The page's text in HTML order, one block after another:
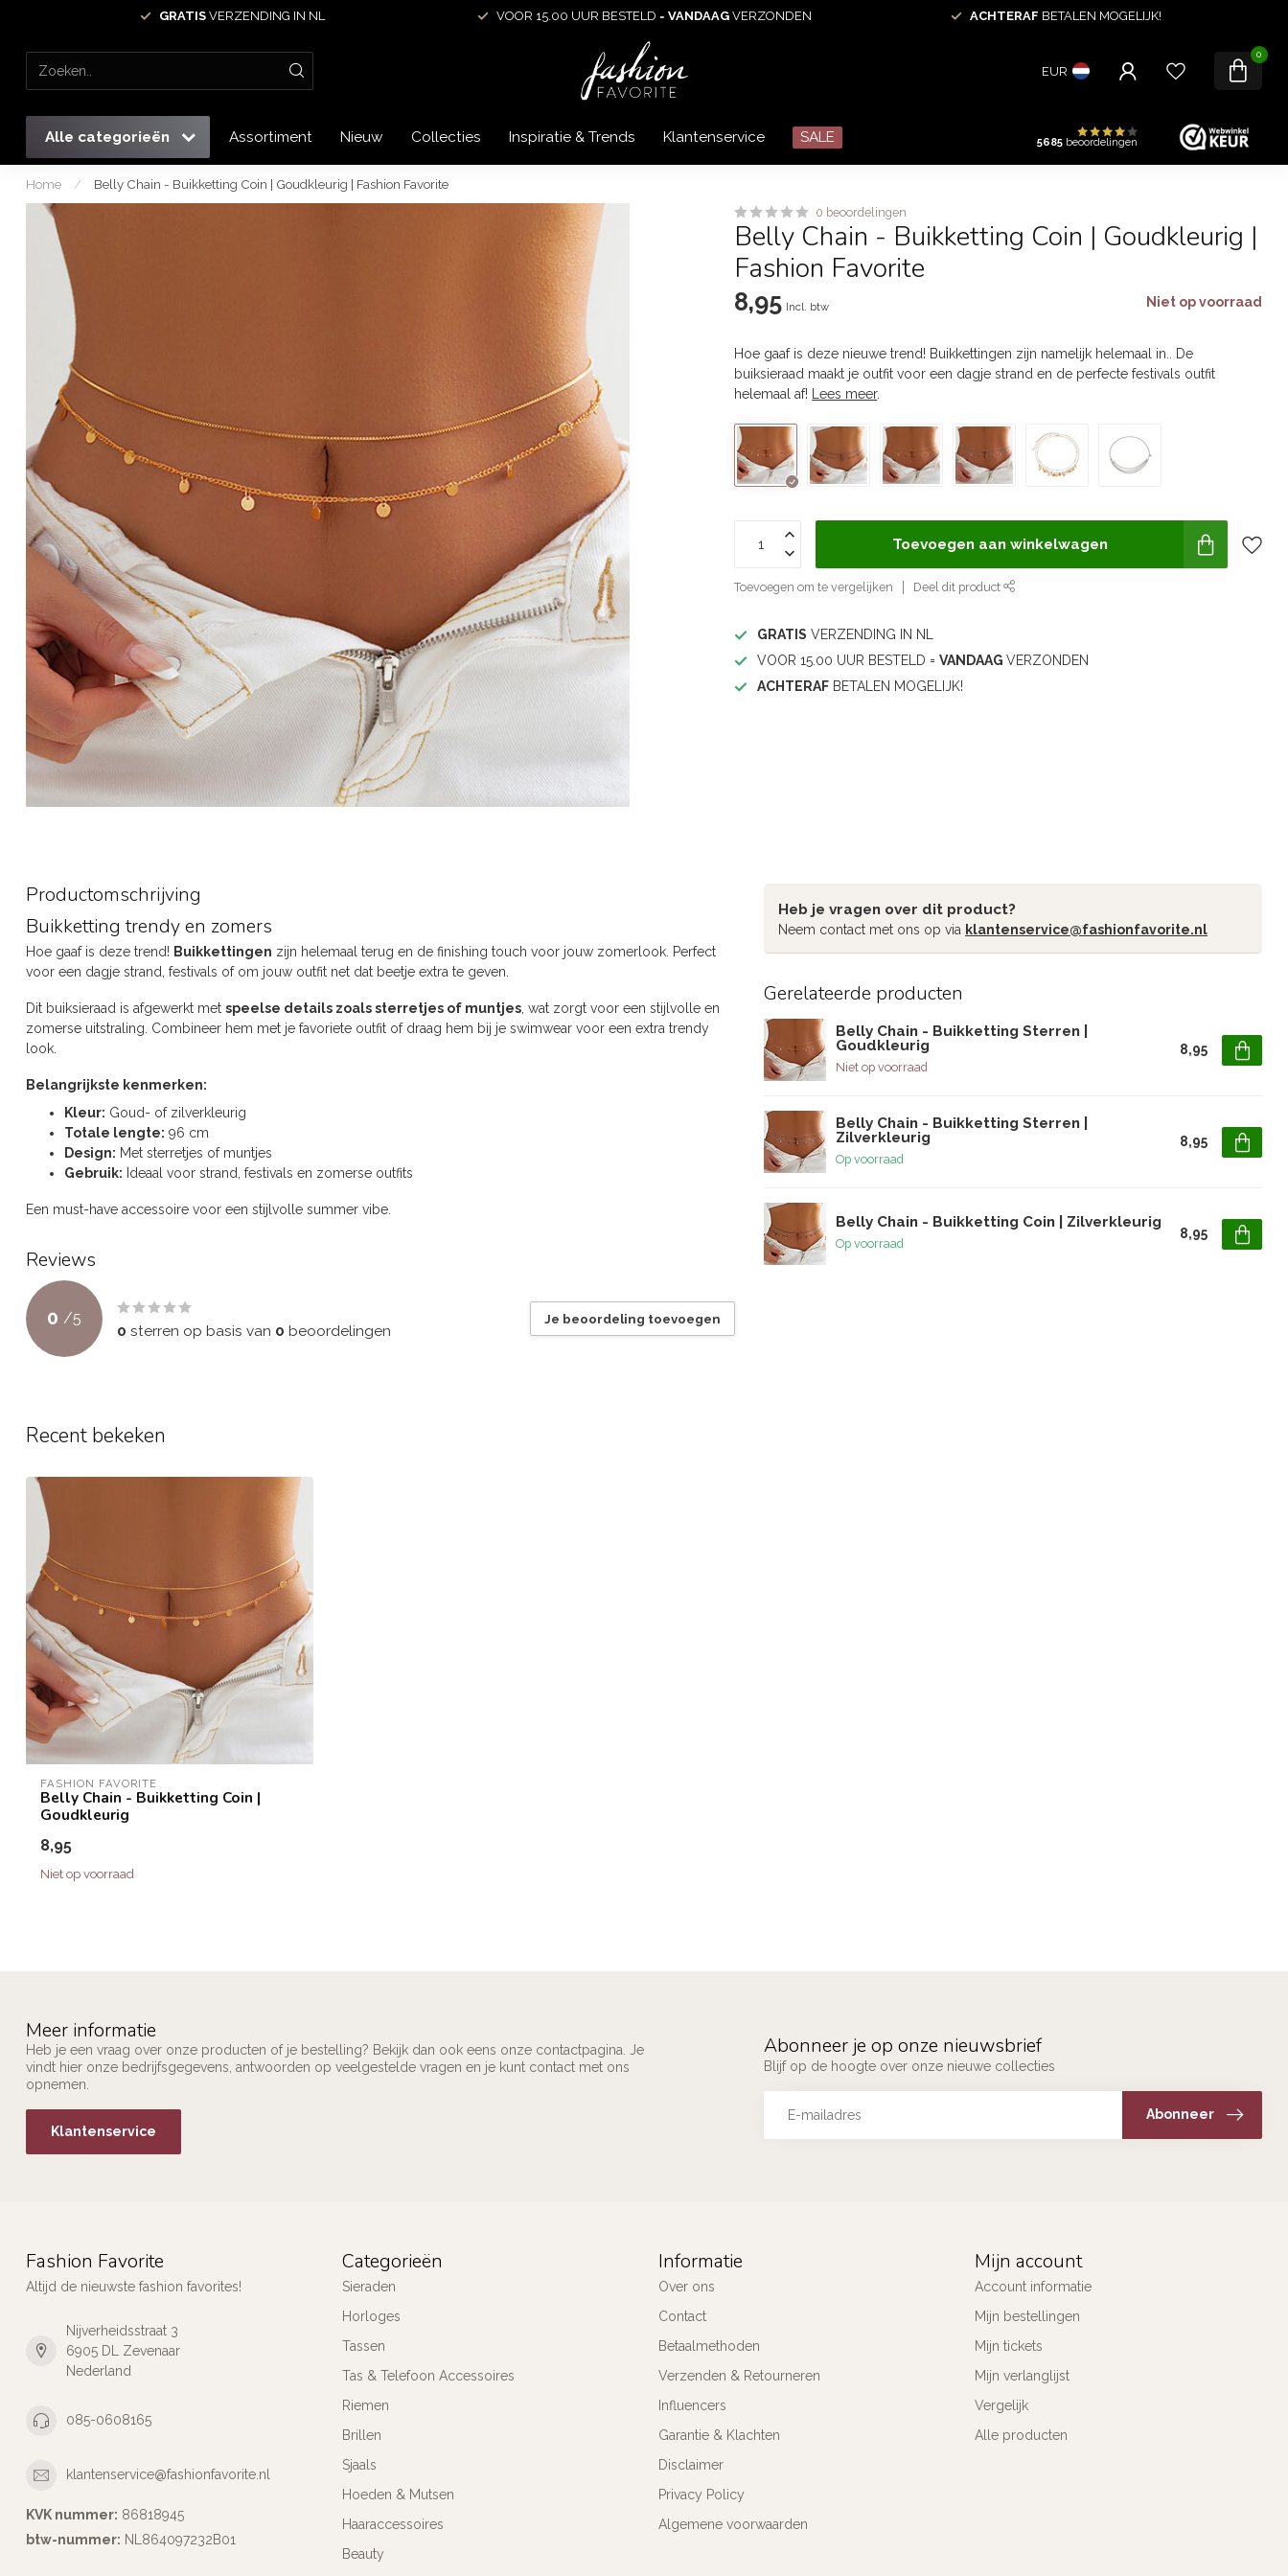
GRATISVERZENDING IN NL VOOR 15.00 UUR BESTELD = VANDAAG VERZONDEN ACHTERAF BETALEN MOGELIJK!
EUR
0
Alle categorieën Assortiment Nieuw Collecties Inspiratie & Trends Klantenservice SALE 5685 beoordelingen
Home / Belly Chain - Buikketting Coin | Goudkleurig | Fashion Favorite
0 beoordelingen
Belly Chain - Buikketting Coin | Goudkleurig |
Fashion Favorite
8,95 Incl. btw Niet op voorraad
Hoe gaaf is deze nieuwe trend! Buikkettingen zijn namelijk helemaal in.. De
buiksieraad maakt je outfit voor een dagje strand en de perfecte festivals outfit
helemaal af!
Lees meer.
Toevoegen aan winkelwagen
Toevoegen om te vergelijken Deel dit product
GRATIS VERZENDING IN NL
VOOR 15.00 UUR BESTELD =VANDAAGVERZONDEN
ACHTERAF BETALEN MOGELIJK!
Productomschrijving
Buikketting trendy en zomers
Hoe gaaf is deze trend! Buikkettingen zijn helemaal terug en de finishing touch voor jouw zomerlook. Perfect
voor een dagje strand, festivals of om jouw outfit net dat beetje extra te geven.
Dit buiksieraad is afgewerkt met speelse details zoals sterretjes of muntjes , wat zorgt voor een stijlvolle en
zomerse uitstraling. Combineer hem met je favoriete outfit of draag hem bij je swimwear voor een extra trendy
look.
Belangrijkste kenmerken:
Kleur: Goud- of zilverkleurig
Totale lengte: 96 cm
Design: Met sterretjes of muntjes
Gebruik: Ideaal voor strand, festivals en zomerse outfits
Een must-have accessoire voor een stijlvolle summer vibe.
Reviews
0 /5
0 sterren op basis van 0 beoordelingen
Je beoordeling toevoegen
Heb je vragen over dit product?
Neem contact met ons op via klantenservice@fashionfavorite.nl
Gerelateerde producten
Belly Chain - Buikketting Sterren |
Goudkleurig
Niet op voorraad
8,95
Belly Chain - Buikketting Sterren |
Zilverkleurig
Op voorraad
8,95
Belly Chain - Buikketting Coin | Zilverkleurig
Op voorraad
8,95
Recent bekeken
FASHION FAVORITE
Belly Chain - Buikketting Coin |
Goudkleurig
8,95
Niet op voorraad
Meer informatie
Heb je een vraag over onze producten of je bestelling? Bekijk dan ook eens onze contactpagina. Je
vindt hier onze bedrijfsgegevens, antwoorden op veelgestelde vragen en je kunt contact met ons
opnemen.
Klantenservice
Abonneer je op onze nieuwsbrief
Blijf op de hoogte over onze nieuwe collecties
Abonneer
Fashion Favorite
Altijd de nieuwste fashion favorites!
Nijverheidsstraat 3
6905 DL Zevenaar
Nederland
085-0608165
klantenservice@fashionfavorite.nl
KVK nummer: 86818945
btw-nummer: NL864097232B01
Categorieën
Sieraden
Horloges
Tassen
Tas & Telefoon Accessoires
Riemen
Brillen
Sjaals
Hoeden & Mutsen
Haaraccessoires
Beauty
Informatie
Over ons
Contact
Betaalmethoden
Verzenden & Retourneren
Influencers
Garantie & Klachten
Disclaimer
Privacy Policy
Algemene voorwaarden
Mijn account
Account informatie
Mijn bestellingen
Mijn tickets
Mijn verlanglijst
Vergelijk
Alle producten